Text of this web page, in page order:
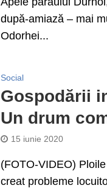
după-amiază – mai
Odorhei...
Social
Gospodării
Un drum
15 iunie 2020
(FOTO-VIDEO)
creat probleme